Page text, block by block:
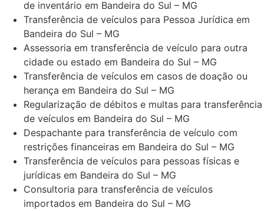
de inventário em Bandeira do Sul – MG
Transferência de veículos para Pessoa Jurídica em
Bandeira do Sul – MG
Assessoria em transferência de veículo para outra
cidade ou estado em Bandeira do Sul – MG
Transferência de veículos em casos de doação ou
herança em Bandeira do Sul – MG
Regularização de débitos e multas para transferência
de veículos em Bandeira do Sul – MG
Despachante para transferência de veículo com
restrições financeiras em Bandeira do Sul – MG
Transferência de veículos para pessoas físicas e
jurídicas em Bandeira do Sul – MG
Consultoria para transferência de veículos
importados em Bandeira do Sul – MG